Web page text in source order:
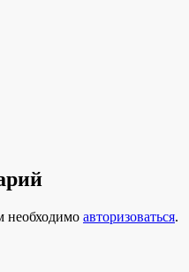
необходимо авторизоваться.